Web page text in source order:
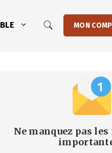
MON
Ne manquez pas